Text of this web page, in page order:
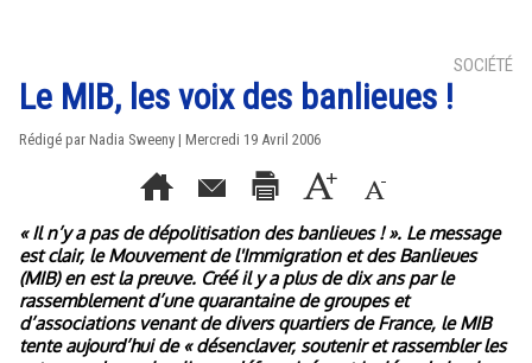
SOCIÉTÉ
Le MIB, les voix des banlieues !
Rédigé par Nadia Sweeny | Mercredi 19 Avril 2006
« Il n’y a pas de dépolitisation des banlieues ! ». Le message
est clair, le Mouvement de l'Immigration et des Banlieues
(MIB) en est la preuve. Créé il y a plus de dix ans par le
rassemblement d’une quarantaine de groupes et
d’associations venant de divers quartiers de France, le MIB
tente aujourd’hui de « désenclaver, soutenir et rassembler les